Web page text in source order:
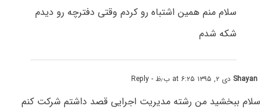
سلام منم همین اشتباه رو کردم وقتی دفترچه رو دیدم
شکه شدم
Shayan دی ۲, ۱۳۹۵ at ۶:۲۵ ب٫ظ - Reply
سلام ببخشید من رشته مدیریت اجرایی قصد داشتم شرکت کنم